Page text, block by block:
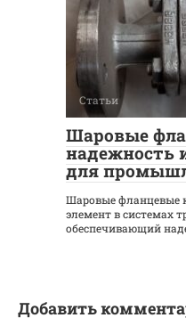
Статьи
Шаровые
надежность
для
Шаровые фланцевые
элемент в системах
обеспечивающий
Добавить